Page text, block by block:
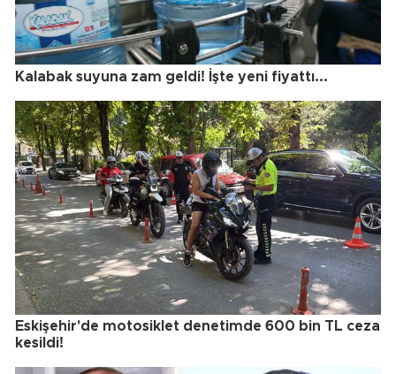
Kalabak suyuna zam geldi! İşte yeni fiyattı...
Eskişehir'de motosiklet denetimde 600 bin TL ceza
kesildi!